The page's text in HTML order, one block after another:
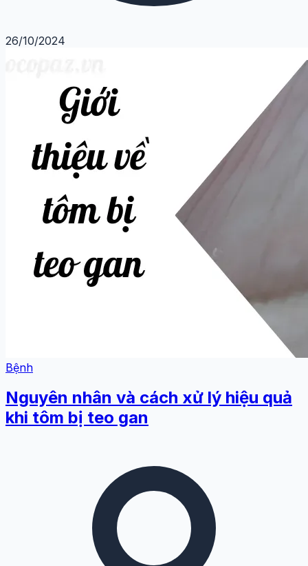
26/10/2024
Bệnh
Nguyên nhân và cách xử lý hiệu quả
khi tôm bị teo gan